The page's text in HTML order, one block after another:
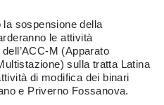
sospensione della
le attività
M (Apparato
sulla tratta Latina
di modifica dei binari
e Priverno Fossanova.